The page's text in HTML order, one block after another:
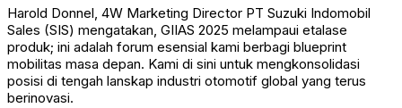
Harold Donnel, 4W Marketing Director PT Suzuki Indomobil
Sales (SIS) mengatakan, GIIAS 2025 melampaui etalase
produk; ini adalah forum esensial kami berbagi blueprint
mobilitas masa depan. Kami di sini untuk mengkonsolidasi
posisi di tengah lanskap industri otomotif global yang terus
berinovasi.